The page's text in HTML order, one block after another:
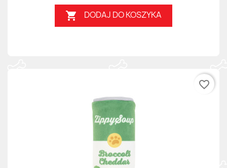
 DODAJ DO KOSZYKA
favorite_border